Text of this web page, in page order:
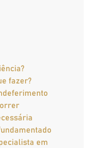
fazer?
em